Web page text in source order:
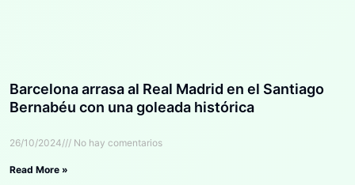
Barcelona arrasa al Real Madrid en el Santiago
Bernabéu con una goleada histórica
26/10/2024 No hay comentarios
Read More »